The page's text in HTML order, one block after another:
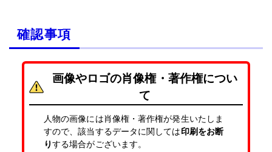
確認事項
画像やロゴの肖像権・著作権につい
て
人物の画像には肖像権・著作権が発生いたしま
すので、該当するデータに関しては印刷をお断
りする場合がございます。